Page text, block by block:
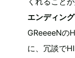
エンディン
GReeeeNの
に、冗談で